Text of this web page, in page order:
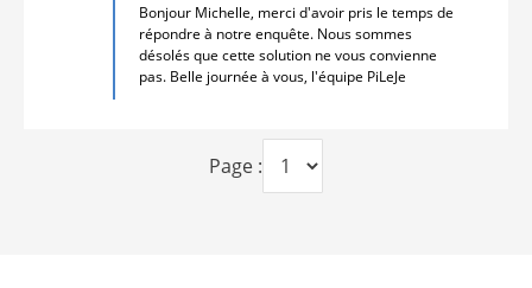
Bonjour Michelle, merci d'avoir pris le temps de
répondre à notre enquête. Nous sommes
désolés que cette solution ne vous convienne
pas. Belle journée à vous, l'équipe PiLeJe
Page :